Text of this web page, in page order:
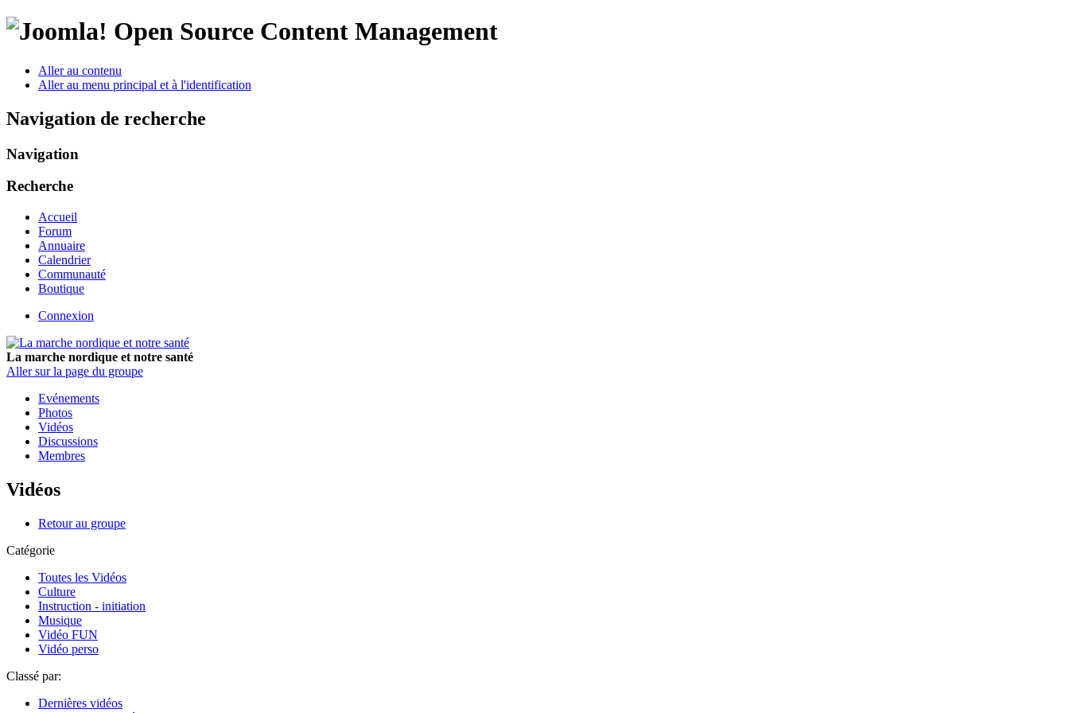
Open Source Content Management
Aller au contenu
Aller au menu principal et à l'identification
Navigation de recherche
Navigation
Recherche
Accueil
Forum
Annuaire
Calendrier
Communauté
Boutique
Connexion
La marche nordique et notre santé
Aller sur la page du groupe
Evénements
Photos
Vidéos
Discussions
Membres
Vidéos
Retour au groupe
Catégorie
Toutes les Vidéos
Culture
Instruction - initiation
Musique
Vidéo FUN
Vidéo perso
Classé par:
Dernières vidéos